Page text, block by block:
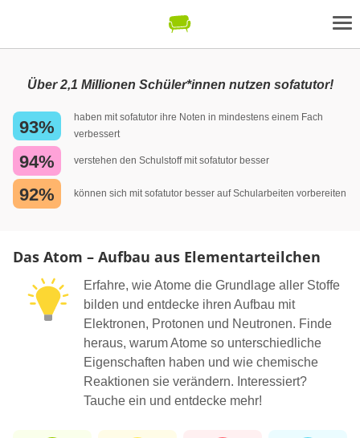
Über 2,1 Millionen Schüler*innen nutzen sofatutor!
93%
haben mit sofatutor ihre Noten in mindestens einem Fach
verbessert
94% verstehen den Schulstoff mit sofatutor besser
92% können sich mit sofatutor besser auf Schularbeiten vorbereiten
Das Atom – Aufbau aus Elementarteilchen
Erfahre, wie Atome die Grundlage aller Stoffe
bilden und entdecke ihren Aufbau mit
Elektronen, Protonen und Neutronen. Finde
heraus, warum Atome so unterschiedliche
Eigenschaften haben und wie chemische
Reaktionen sie verändern. Interessiert?
Tauche ein und entdecke mehr!